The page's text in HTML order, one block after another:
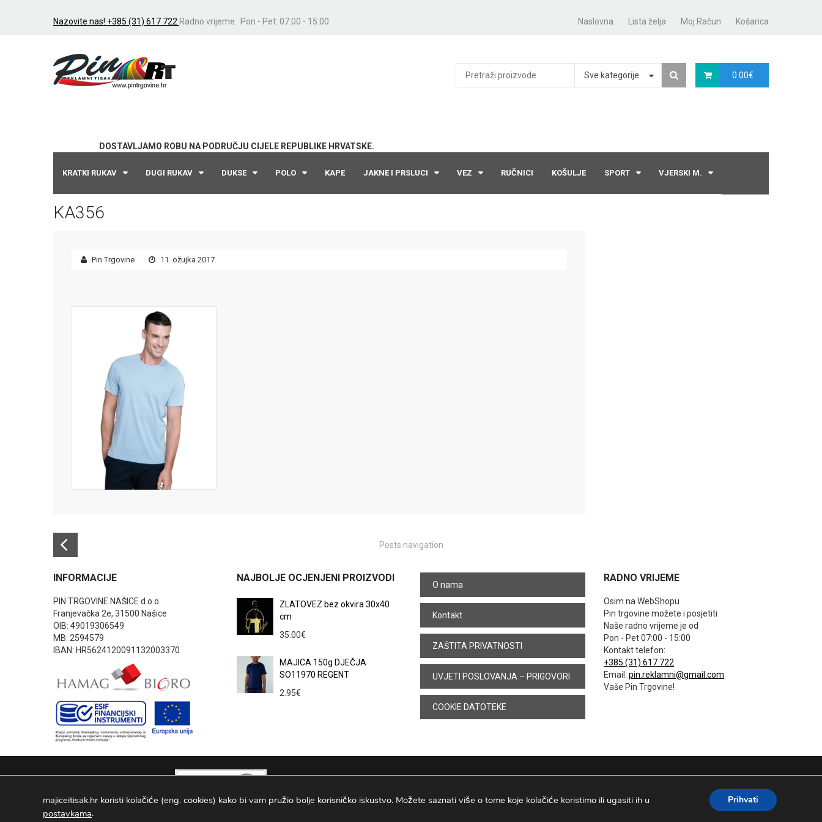
Nazovite nas! +385 (31) 617 722 Radno vrijeme: Pon - Pet: 07:00 - 15:00 Naslovna Lista želja Moj Račun Košarica
DOSTAVLJAMO ROBU NA PODRUČJU CIJELE REPUBLIKE HRVATSKE.
0.00€
Sve kategorije
KRATKI RUKAV DUGI RUKAV DUKSE POLO KAPE JAKNE I PRSLUCI VEZ RUČNICI KOŠULJE SPORT VJERSKI M.
KA356
Pin Trgovine 11. ožujka 2017.
Posts navigation
INFORMACIJE
PIN TRGOVINE NAŠICE d.o.o.
Franjevačka 2e, 31500 Našice
OIB: 49019306549
MB: 2594579
IBAN: HR5624120091132003370
NAJBOLJE OCJENJENI PROIZVODI
ZLATOVEZ bez okvira 30x40
cm
35.00€
MAJICA 150g DJEČJA
SO11970 REGENT
2.95€
O nama
Kontakt
ZAŠTITA PRIVATNOSTI
UVJETI POSLOVANJA – PRIGOVORI
COOKIE DATOTEKE
RADNO VRIJEME
Osim na WebShopu
Pin trgovine možete i posjetiti
Naše radno vrijeme je od
Pon - Pet 07:00 - 15:00
Kontakt telefon:
+385 (31) 617 722
Email: pin.reklamni@gmail.com
Vaše Pin Trgovine!
PIN TRGOVINE
majiceitisak.hr koristi kolačiće (eng. cookies) kako bi vam pružio bolje korisničko iskustvo. Možete saznati više o tome koje kolačiće koristimo ili ugasiti ih u
postavkama.
Prihvati